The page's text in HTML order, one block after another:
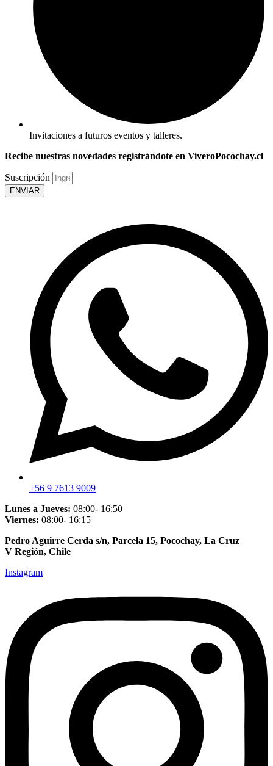
Invitaciones a futuros eventos y talleres.
Recibe nuestras novedades registrándote en ViveroPocochay.cl
Suscripción
ENVIAR
+56 9 7613 9009
Lunes a Jueves: 08:00- 16:50
Viernes: 08:00- 16:15
Pedro Aguirre Cerda s/n, Parcela 15, Pocochay, La Cruz
V Región, Chile
Instagram